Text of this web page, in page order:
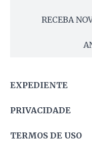
RECEBA
EXPEDIENTE
PRIVACIDADE
TERMOS DE USO